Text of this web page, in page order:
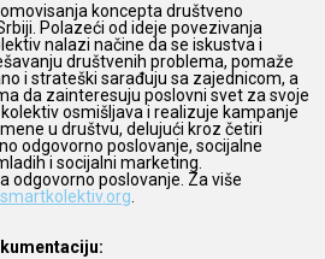
koncepta društveno
Polazeći od ideje povezivanja
nalazi načine da se iskustva i
društvenih problema, pomaže
i strateški sarađuju sa zajednicom, a
da zainteresuju poslovni svet za svoje
osmišljava i realizuje kampanje
u društvu, delujući kroz četiri
odgovorno poslovanje, socijalne
i socijalni marketing.
odgovorno poslovanje. Za više
.